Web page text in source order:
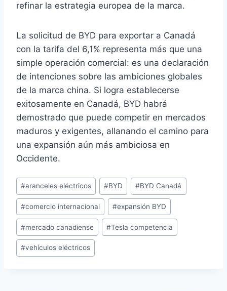
refinar la estrategia europea de la marca.
La solicitud de BYD para exportar a Canadá
con la tarifa del 6,1% representa más que una
simple operación comercial: es una declaración
de intenciones sobre las ambiciones globales
de la marca china. Si logra establecerse
exitosamente en Canadá, BYD habrá
demostrado que puede competir en mercados
maduros y exigentes, allanando el camino para
una expansión aún más ambiciosa en
Occidente.
Etiquetas
de
la
entrada:
#aranceles eléctricos #BYD #BYD Canadá
#comercio internacional #expansión BYD
#mercado canadiense #Tesla competencia
#vehículos eléctricos